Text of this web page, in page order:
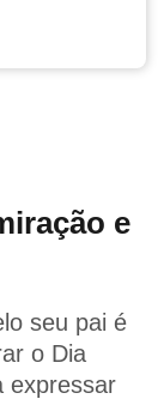
e
seu pai é
o Dia
expressar